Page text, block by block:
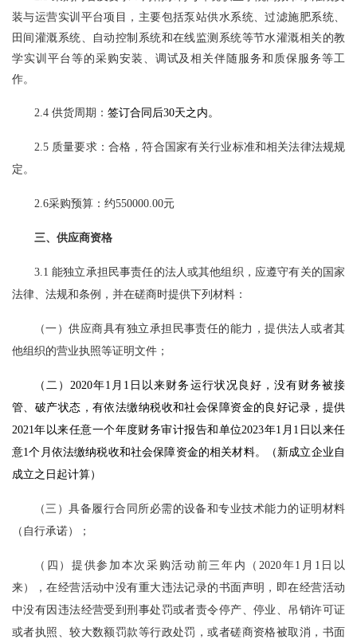
装与运营实训平台项目，主要包括泵站供水系统、过滤施肥系统、
田间灌溉系统、自动控制系统和在线监测系统等节水灌溉相关的教
学实训平台等的采购安装、调试及相关伴随服务和质保服务等工
作。
2.4 供货周期： 签订合同后30天之内。
2.5 质量要求：合格，符合国家有关行业标准和相关法律法规规
定。
2.6采购预算：约550000.00元
三、供应商资格
3.1 能独立承担民事责任的法人或其他组织，应遵守有关的国家
法律、法规和条例，并在磋商时提供下列材料：
（一）供应商具有独立承担民事责任的能力，提供法人或者其
他组织的营业执照等证明文件；
（二）2020年1月1日以来财务运行状况良好，没有财务被接
管、破产状态，有依法缴纳税收和社会保障资金的良好记录，提供
2021年以来任意一个年度财务审计报告和单位2023年1月1日以来任
意1个月依法缴纳税收和社会保障资金的相关材料。（新成立企业自
成立之日起计算）
（三）具备履行合同所必需的设备和专业技术能力的证明材料
（自行承诺）；
（四）提供参加本次采购活动前三年内（ 2020年1月1日以
来），在经营活动中没有重大违法记录的书面声明，即在经营活动
中没有因违法经营受到刑事处罚或者责令停产、停业、吊销许可证
或者执照、较大数额罚款等行政处罚，或者磋商资格被取消，书面